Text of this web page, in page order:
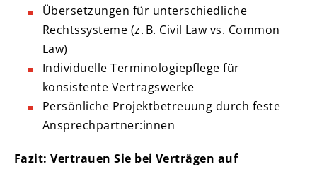
Übersetzungen für unterschiedliche
Rechtssysteme (z. B. Civil Law vs. Common
Law)
Individuelle Terminologiepflege für
konsistente Vertragswerke
Persönliche Projektbetreuung durch feste
Ansprechpartner:innen
Fazit: Vertrauen Sie bei Verträgen auf